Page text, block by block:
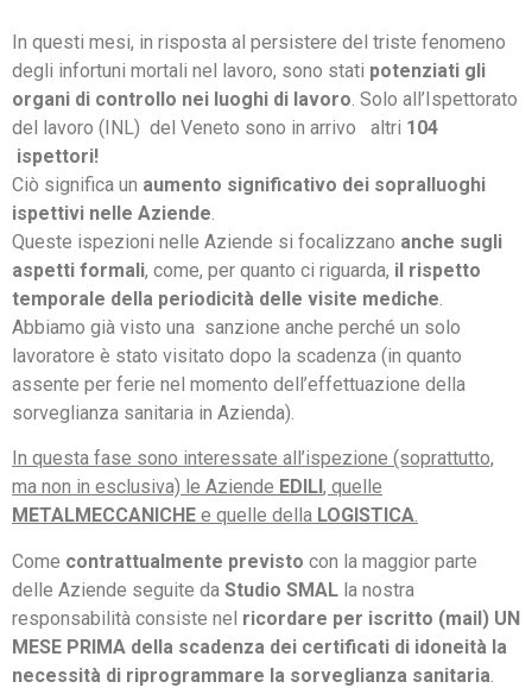
In questi mesi, in risposta al persistere del triste fenomeno
degli infortuni mortali nel lavoro, sono stati potenziati gli
organi di controllo nei luoghi di lavoro. Solo all’Ispettorato
del lavoro (INL) del Veneto sono in arrivo altri 104
ispettori!
Ciò significa un aumento significativo dei sopralluoghi
ispettivi nelle Aziende.
Queste ispezioni nelle Aziende si focalizzano anche sugli
aspetti formali, come, per quanto ci riguarda, il rispetto
temporale della periodicità delle visite mediche.
Abbiamo già visto una sanzione anche perché un solo
lavoratore è stato visitato dopo la scadenza (in quanto
assente per ferie nel momento dell’effettuazione della
sorveglianza sanitaria in Azienda).
In questa fase sono interessate all’ispezione (soprattutto,
ma non in esclusiva) le Aziende EDILI , quelle
METALMECCANICHE e quelle della LOGISTICA.
Come contrattualmente previsto con la maggior parte
delle Aziende seguite da Studio SMAL la nostra
responsabilità consiste nel ricordare per iscritto (mail) UN
MESE PRIMA della scadenza dei certificati di idoneità la
necessità di riprogrammare la sorveglianza sanitaria